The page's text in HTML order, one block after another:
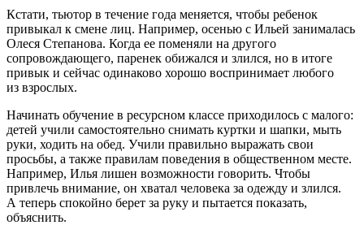
Кстати, тьютор в течение года меняется, чтобы ребенок
привыкал к смене лиц. Например, осенью с Ильей занималась
Олеся Степанова. Когда ее поменяли на другого
сопровождающего, паренек обижался и злился, но в итоге
привык и сейчас одинаково хорошо воспринимает любого
из взрослых.
Начинать обучение в ресурсном классе приходилось с малого:
детей учили самостоятельно снимать куртки и шапки, мыть
руки, ходить на обед. Учили правильно выражать свои
просьбы, а также правилам поведения в общественном месте.
Например, Илья лишен возможности говорить. Чтобы
привлечь внимание, он хватал человека за одежду и злился.
А теперь спокойно берет за руку и пытается показать,
объяснить.